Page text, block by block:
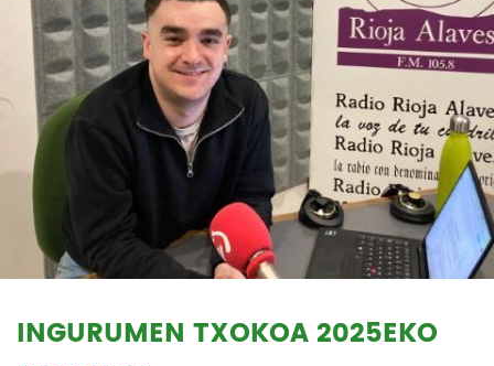
INGURUMEN TXOKOA 2025EKO